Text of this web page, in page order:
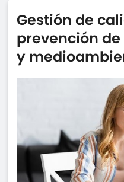
Gestión de
prevención
y